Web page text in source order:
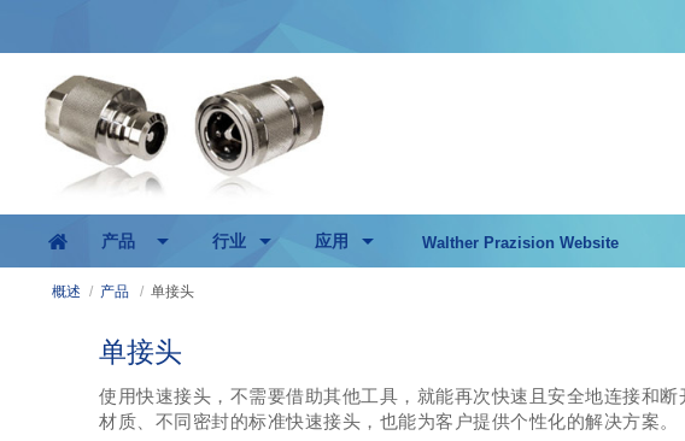
产品 行业 应用 Walther Prazision Website
概述 / 产品 / 单接头
单接头
使用快速接头，不需要借助其他工具，就能再次快速且安全地连接和
材质、不同密封的标准快速接头，也能为客户提供个性化的解决方案。